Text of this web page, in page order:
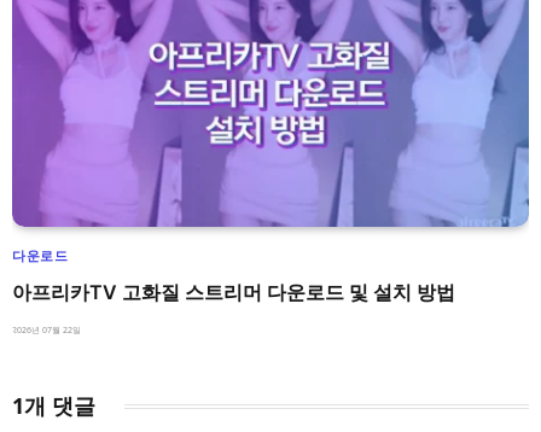
다운로드
아프리카TV 고화질 스트리머 다운로드 및 설치 방법
2026년 07월 22일
1개 댓글